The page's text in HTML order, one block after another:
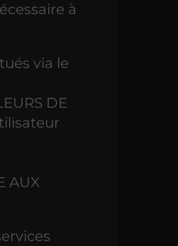
à
via le
DE
AUX